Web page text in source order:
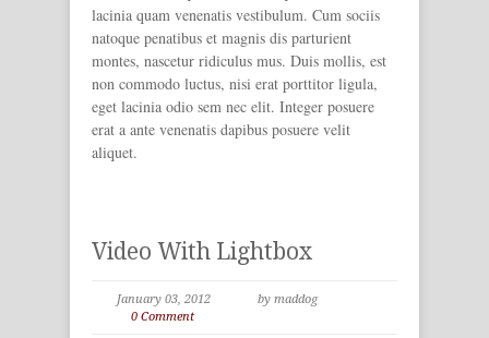
lacinia quam venenatis vestibulum. Cum sociis
natoque penatibus et magnis dis parturient
montes, nascetur ridiculus mus. Duis mollis, est
non commodo luctus, nisi erat porttitor ligula,
eget lacinia odio sem nec elit. Integer posuere
erat a ante venenatis dapibus posuere velit
aliquet.
Video With Lightbox
January 03, 2012
by maddog
0 Comment